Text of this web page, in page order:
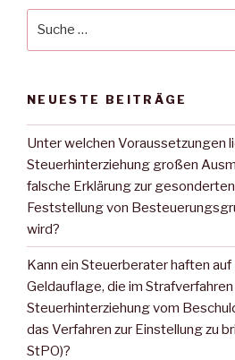
NEUESTE BEITRÄGE
Unter welchen Voraussetzungen
Steuerhinterziehung großen
falsche Erklärung zur
Feststellung von
wird?
Kann ein Steuerberater haften
Geldauflage, die im
Steuerhinterziehung vom
das Verfahren zur Einstellung zu
StPO)?